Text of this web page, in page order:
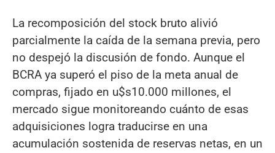
La recomposición del stock bruto alivió
parcialmente la caída de la semana previa, pero
no despejó la discusión de fondo. Aunque el
BCRA ya superó el piso de la meta anual de
compras, fijado en u$s10.000 millones, el
mercado sigue monitoreando cuánto de esas
adquisiciones logra traducirse en una
acumulación sostenida de reservas netas, en un